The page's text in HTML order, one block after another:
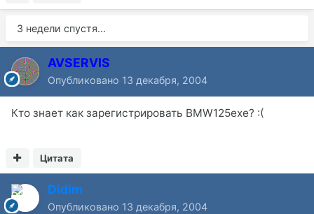
3 недели спустя...
AVSERVIS
Опубликовано 13 декабря, 2004
Кто знает как зарегистрировать BMW125exe? :(
Цитата
Didim
Опубликовано 13 декабря, 2004